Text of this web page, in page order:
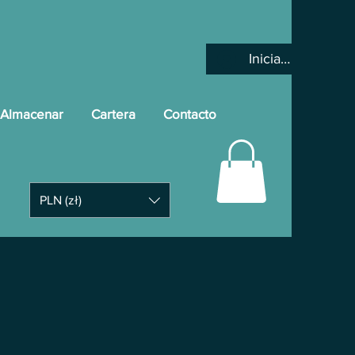
Almacenar Cartera Contacto
Iniciar sesión
PLN (zł)